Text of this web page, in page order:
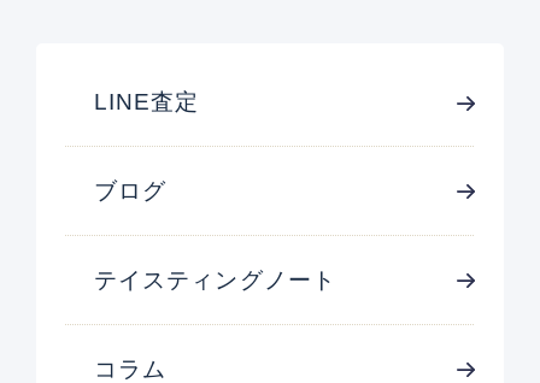
LINE査定
ブログ
テイスティングノート
コラム